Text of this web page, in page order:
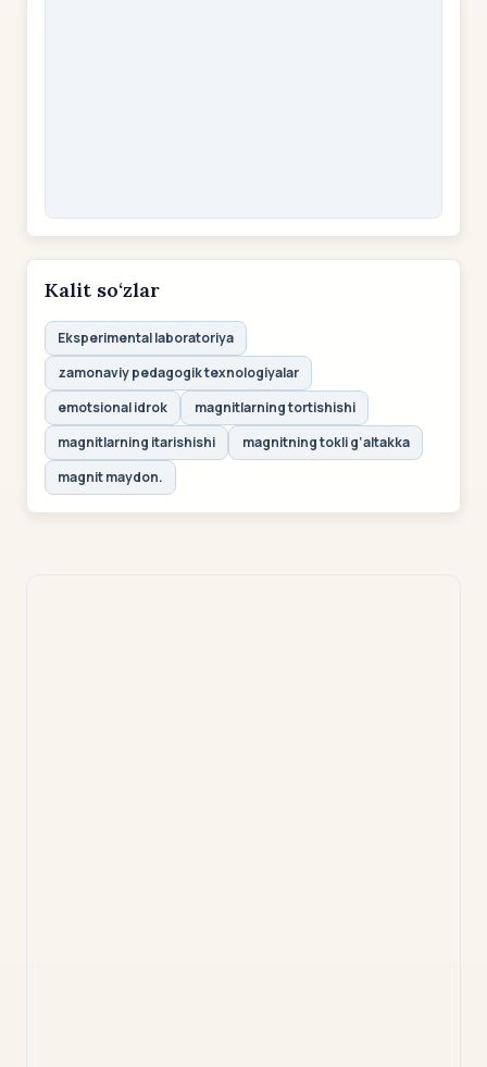
Kalit so‘zlar
Eksperimental laboratoriya
zamonaviy pedagogik texnologiyalar
emotsional idrok
magnitlarning tortishishi
magnitlarning itarishishi
magnitning tokli g‘altakka
magnit maydon.